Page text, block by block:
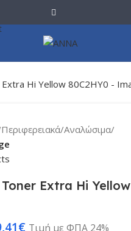
Περιφερειακά Αναλώσιμα
Toner Extra Hi Yellow
€ Τιμή με ΦΠΑ 24%